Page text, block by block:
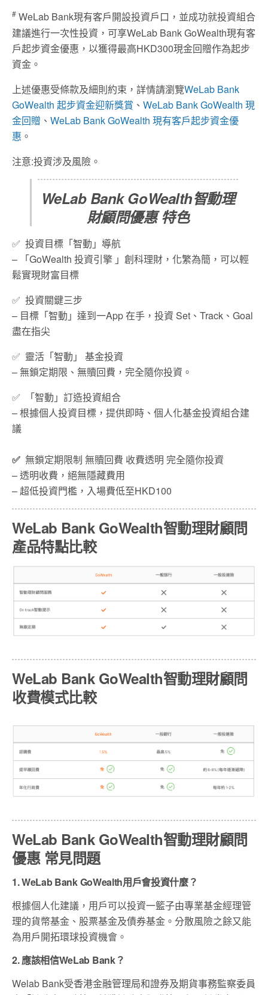
# WeLab Bank現有客戶開設投資戶口，並成功就投資組合
建議進行一次性投資，可享WeLab Bank GoWealth現有客
戶起步資金優惠，以獲得最高HKD300現金回贈作為起步
資金。
上述優惠受條款及細則約束，詳情請瀏覽WeLab Bank
GoWealth 起步資金迎新獎賞 、 WeLab Bank GoWealth 現
金回贈 、 WeLab Bank GoWealth 現有客戶起步資金優
惠 。
注意:投資涉及風險。
WeLab Bank GoWealth智動理
財顧問優惠 特色
✅ 投資目標「智動」導航
– 「GoWealth 投資引擎 」創科理財，化繁為簡，可以輕
鬆實現財富目標
✅ 投資關鍵三步
– 目標「智動」達到一App 在手，投資 Set、Track、Goal
盡在指尖
✅ 靈活「智動」 基金投資
– 無鎖定期限、無贖回費，完全隨你投資。
✅ 「智動」訂造投資組合
– 根據個人投資目標，提供即時、個人化基金投資組合建
議
✅ 無鎖定期限制 無贖回費​ 收費透明 完全隨你投資
– 透明收費，絕無隱藏費用​
– 超低投資門檻，入場費低至HKD100
WeLab Bank GoWealth智動理財顧問
產品特點比較​
WeLab Bank GoWealth智動理財顧問
收費模式比較​
WeLab Bank GoWealth智動理財顧問
優惠 常見問題
1. WeLab Bank GoWealth用戶會投資什麼？
根據個人化建議，用戶可以投資一籃子由專業基金經理管
理的貨幣基金、股票基金及債券基金。分散風險之餘又能
為用戶開拓環球投資機會。
2. 應該相信WeLab Bank？
Welab Bank受香港金融管理局和證券及期貨事務監察委員